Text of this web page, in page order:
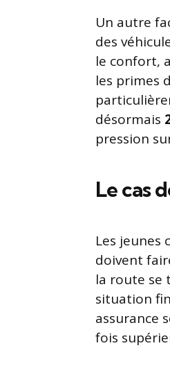
Un autre
des
le confort,
les primes
désormais
pression
Le cas
Les jeunes
doivent
la route se
situation
assurance
fois